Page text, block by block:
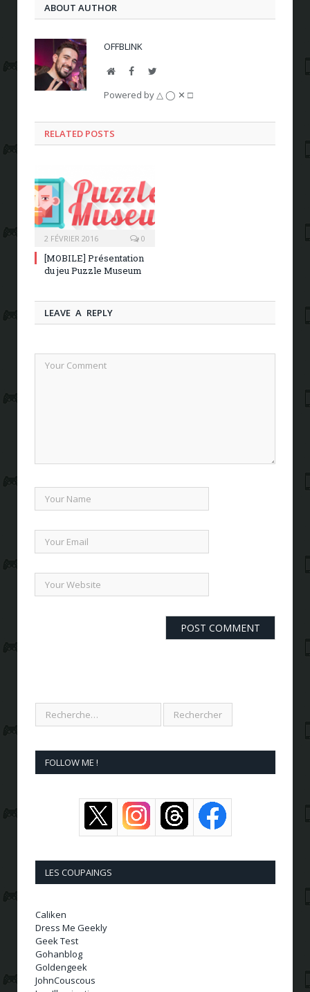
ABOUT AUTHOR
OFFBLINK
WebsiteFacebookTwitter
Powered by △ ◯ ✕ □
RELATED POSTS
2 FÉVRIER 2016 0
[MOBILE] Présentation
du jeu Puzzle Museum
LEAVE A REPLY
FOLLOW ME !
LES COUPAINGS
Caliken
Dress Me Geekly
Geek Test
Gohanblog
Goldengeek
JohnCouscous